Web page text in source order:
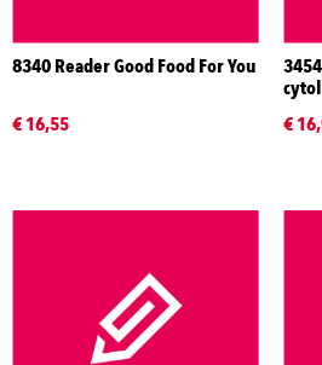
8340 Reader Good Food For You
€ 16,55
€